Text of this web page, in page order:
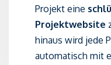
Projekt eine
Projektwebsite
hinaus wird jede
automatisch mit